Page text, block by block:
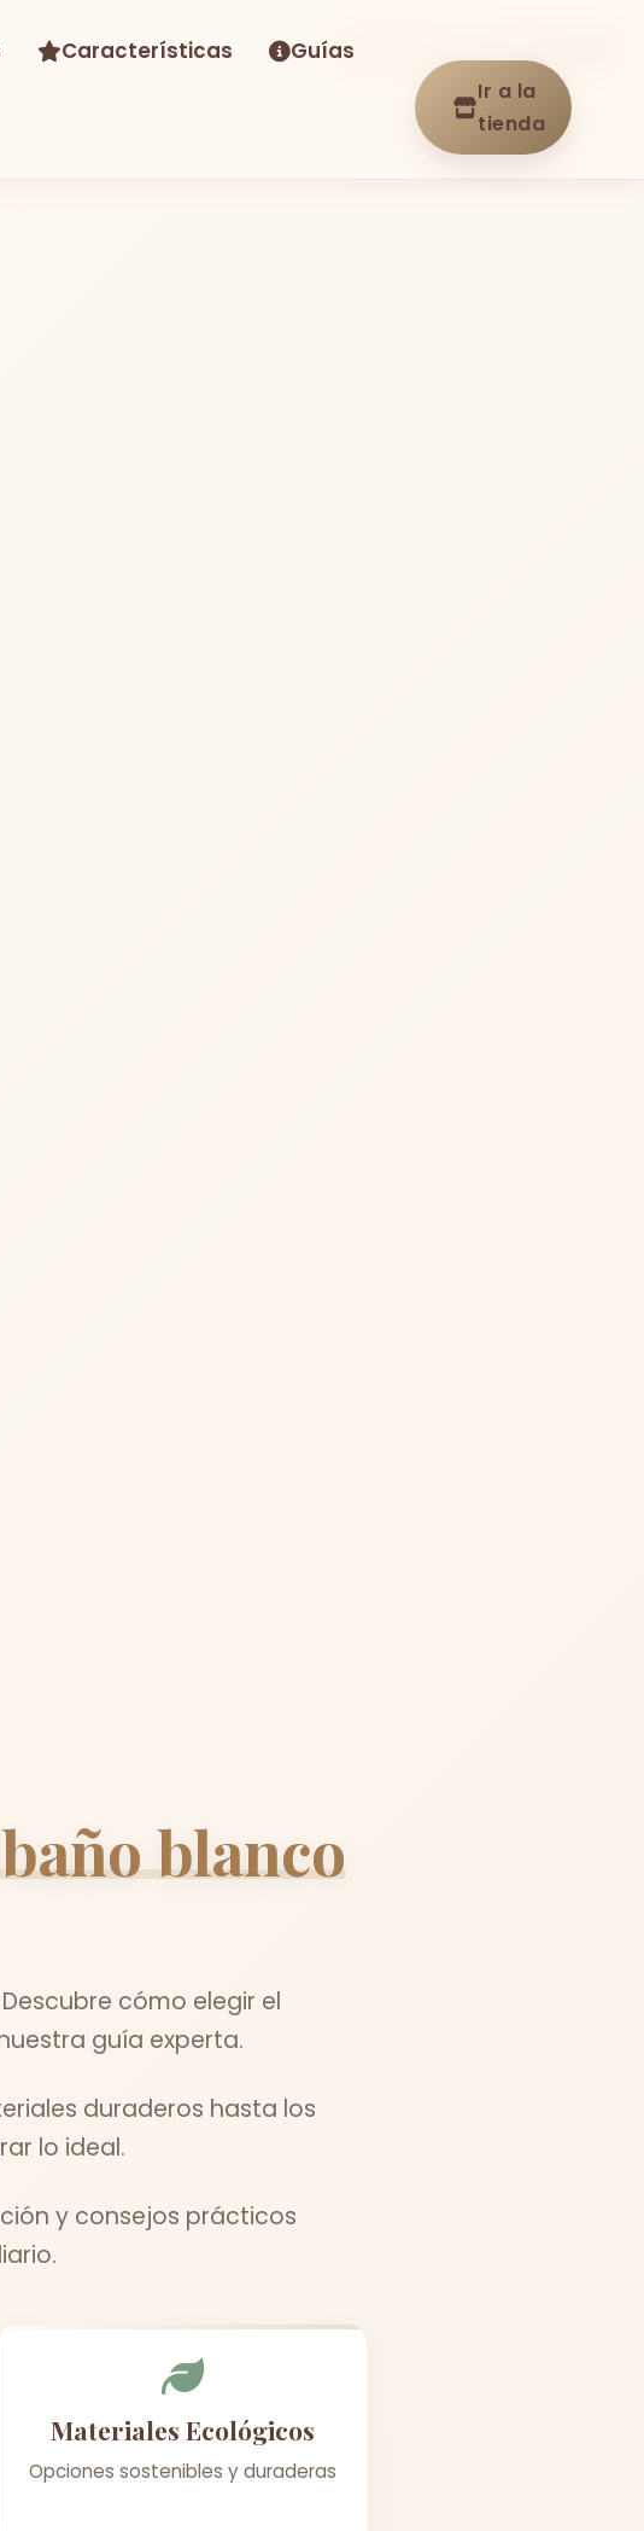
Características Guías
Ir a la
tienda
blanco
cómo elegir el
guía experta.
duraderos hasta los
lo ideal.
y consejos prácticos
Materiales Ecológicos
Opciones sostenibles y duraderas